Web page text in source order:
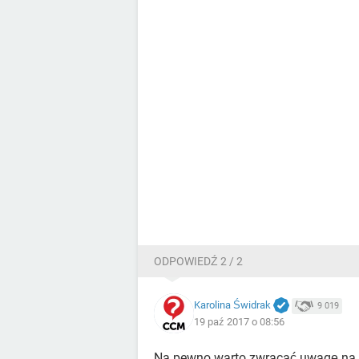
ODPOWIEDŹ 2 / 2
Karolina Świdrak 9 019
19 paź 2017 o 08:56